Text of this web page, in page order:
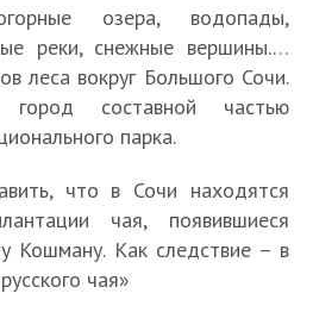
озера, водопады,
реки, снежные вершины.…
леса вокруг Большого Сочи.
составной частью
парка.
что в Сочи находятся
чая, появившиеся
Кошману. Как следствие – в
чая»